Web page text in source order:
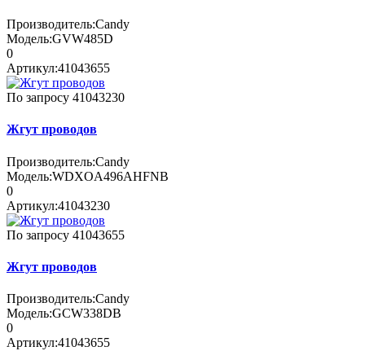
Производитель:Candy
Модель:GVW485D
0
Артикул:41043655
По запросу 41043230
Жгут проводов
Производитель:Candy
Модель:WDXOA496AHFNB
0
Артикул:41043230
По запросу 41043655
Жгут проводов
Производитель:Candy
Модель:GCW338DB
0
Артикул:41043655